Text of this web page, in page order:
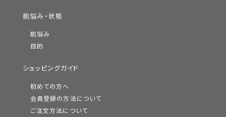
肌悩み・状態
肌悩み
目的
ショッピングガイド
初めての方へ
会員登録の方法について
ご注文方法について